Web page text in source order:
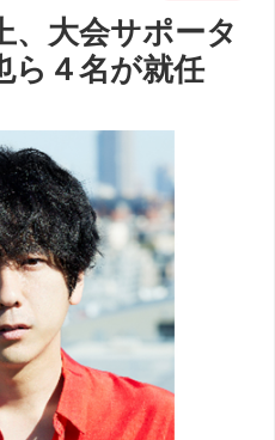
、大会サポータ
ら４名が就任